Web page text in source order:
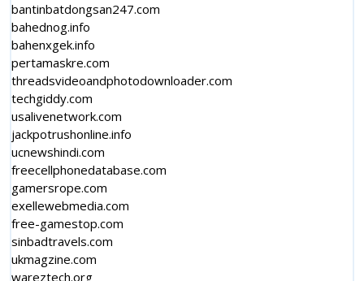
bantinbatdongsan247.com
bahednog.info
bahenxgek.info
pertamaskre.com
threadsvideoandphotodownloader.com
techgiddy.com
usalivenetwork.com
jackpotrushonline.info
ucnewshindi.com
freecellphonedatabase.com
gamersrope.com
exellewebmedia.com
free-gamestop.com
sinbadtravels.com
ukmagzine.com
wareztech.org